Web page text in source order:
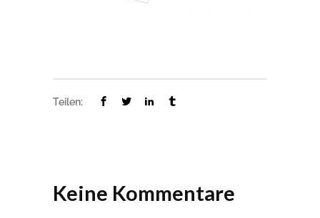
Teilen:
Keine Kommentare